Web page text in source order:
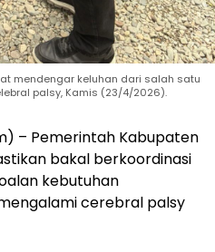
mendengar keluhan dari salah satu
palsy, Kamis (23/4/2026).
– Pemerintah Kabupaten
bakal berkoordinasi
kebutuhan
cerebral palsy